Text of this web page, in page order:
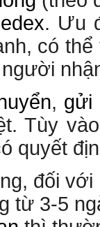
. Ưu
có
, gửi
Tùy
quyết
đối
từ 3-5